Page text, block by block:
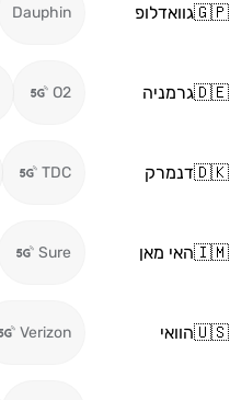
🇬🇵גוואדלופ Dauphin
🇩🇪גרמניה O2
🇩🇰דנמרק TDC
🇮🇲האי מאן Sure
🇺🇸הוואי Verizon